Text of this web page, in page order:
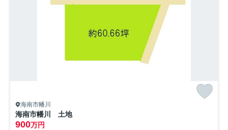
海南市幡川
海南市幡川 土地
900万円